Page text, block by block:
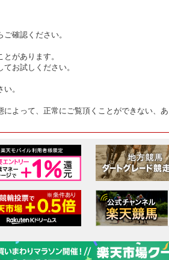
確認ください。
があります。
お試しください。
。
よって、正常にご覧頂くことができない、